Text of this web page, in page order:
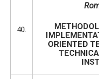
40.
ORIENTED